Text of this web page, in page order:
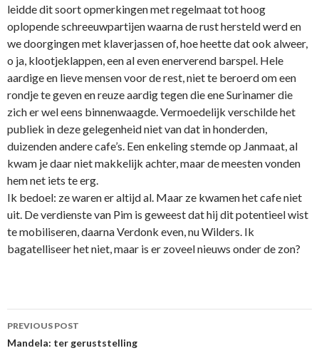
leidde dit soort opmerkingen met regelmaat tot hoog
oplopende schreeuwpartijen waarna de rust hersteld werd en
we doorgingen met klaverjassen of, hoe heette dat ook alweer,
o ja, klootjeklappen, een al even enerverend barspel. Hele
aardige en lieve mensen voor de rest, niet te beroerd om een
rondje te geven en reuze aardig tegen die ene Surinamer die
zich er wel eens binnenwaagde. Vermoedelijk verschilde het
publiek in deze gelegenheid niet van dat in honderden,
duizenden andere cafe’s. Een enkeling stemde op Janmaat, al
kwam je daar niet makkelijk achter, maar de meesten vonden
hem net iets te erg.
Ik bedoel: ze waren er altijd al. Maar ze kwamen het cafe niet
uit. De verdienste van Pim is geweest dat hij dit potentieel wist
te mobiliseren, daarna Verdonk even, nu Wilders. Ik
bagatelliseer het niet, maar is er zoveel nieuws onder de zon?
Post
navigation
PREVIOUS POST
Mandela: ter geruststelling